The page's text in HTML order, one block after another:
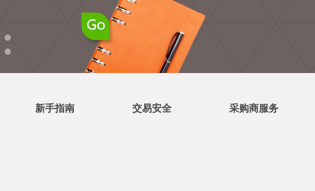
●
●
新手指南 交易安全 采购商服务